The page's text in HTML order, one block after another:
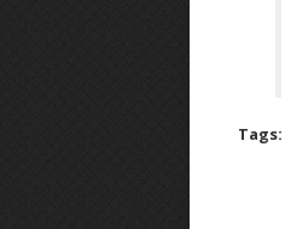
Tags: